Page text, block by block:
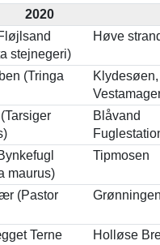
2020
stejnegeri)
Høve
(Tringa
Klydesøen,
Blåvand
maurus)
Tipmosen
(Pastor
Terne
Holløse